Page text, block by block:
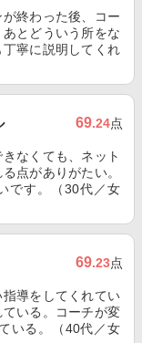
終わった後、コー
とどういう所をな
寧に説明してくれ
69.24点
なくても、ネット
点がありがたい。
です。（30代／女
69.23点
導をしてくれてい
いる。コーチが変
いる。（40代／女